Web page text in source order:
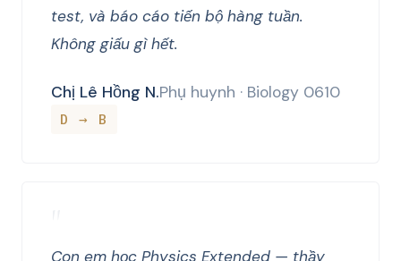
test, và báo cáo tiến bộ hàng tuần.
Không giấu gì hết.
Chị Lê Hồng N.Phụ huynh · Biology 0610
D → B
Con em học Physics Extended — thầy